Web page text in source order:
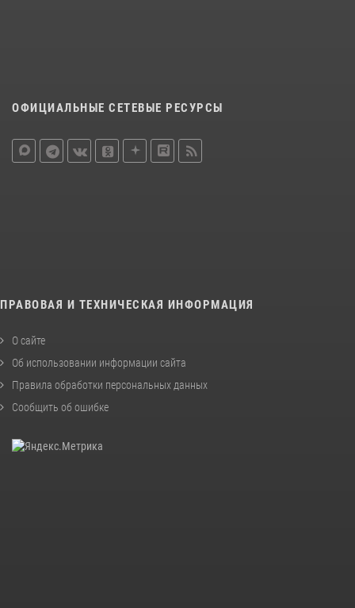
ОФИЦИАЛЬНЫЕ СЕТЕВЫЕ РЕСУРСЫ
ПРАВОВАЯ И ТЕХНИЧЕСКАЯ ИНФОРМАЦИЯ
О сайте
Об использовании информации сайта
Правила обработки персональных данных
Сообщить об ошибке